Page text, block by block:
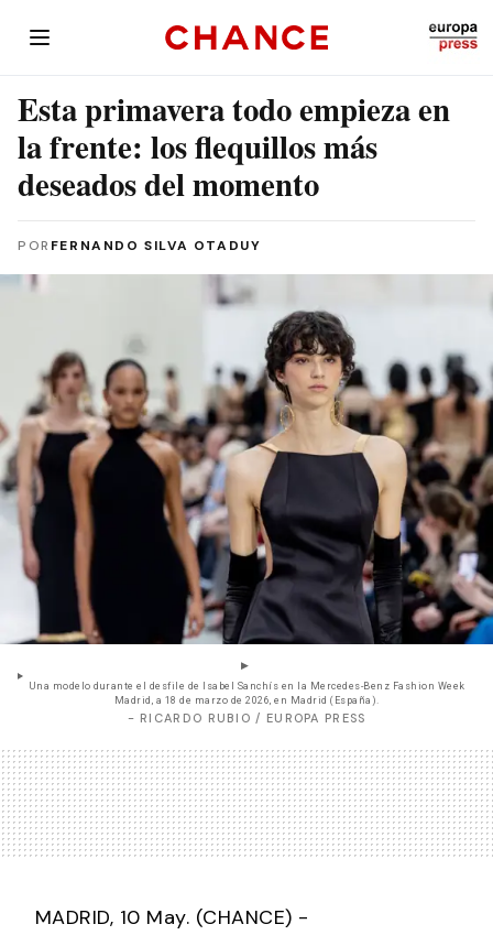
Esta primavera todo empieza en
la frente: los flequillos más
deseados del momento
POR FERNANDO SILVA OTADUY
Una modelo durante el desfile de Isabel Sanchís en la Mercedes-Benz Fashion Week
Madrid, a 18 de marzo de 2026, en Madrid (España).
- RICARDO RUBIO / EUROPA PRESS
MADRID, 10 May. (CHANCE) -